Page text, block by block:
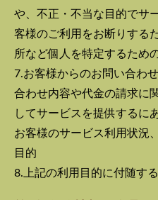
や、不正・不当な目的でサ
客様のご利用をお断りする
所など個人を特定するため
7.お客様からのお問い合わ
合わせ内容や代金の請求に
してサービスを提供するに
お客様のサービス利用状況
目的
8.上記の利用目的に付随す